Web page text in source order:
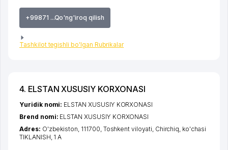
+99871 ...Qo'ng'iroq qilish
Tashkilot tegishli bo'lgan Rubrikalar
4. ELSTAN XUSUSIY KORXONASI
Yuridik nomi: ELSTAN XUSUSIY KORXONASI
Brend nomi: ELSTAN XUSUSIY KORXONASI
Adres: O'zbekiston, 111700, Toshkent viloyati Chirchiq ko'chasi
TIKLANISH , 1 А